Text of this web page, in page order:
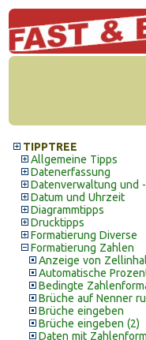
TIPPTREE
Allgemeine Tipps
Datenerfassung
Datenverwaltung und
Datum und Uhrzeit
Diagrammtipps
Drucktipps
Formatierung Diverse
Formatierung Zahlen
Anzeige von
Automatische
Bedingte
Brüche auf Nenner
Brüche eingeben
Brüche eingeben (2)
Daten mit